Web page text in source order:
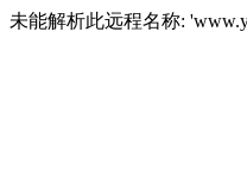
未能解析此远程名称: